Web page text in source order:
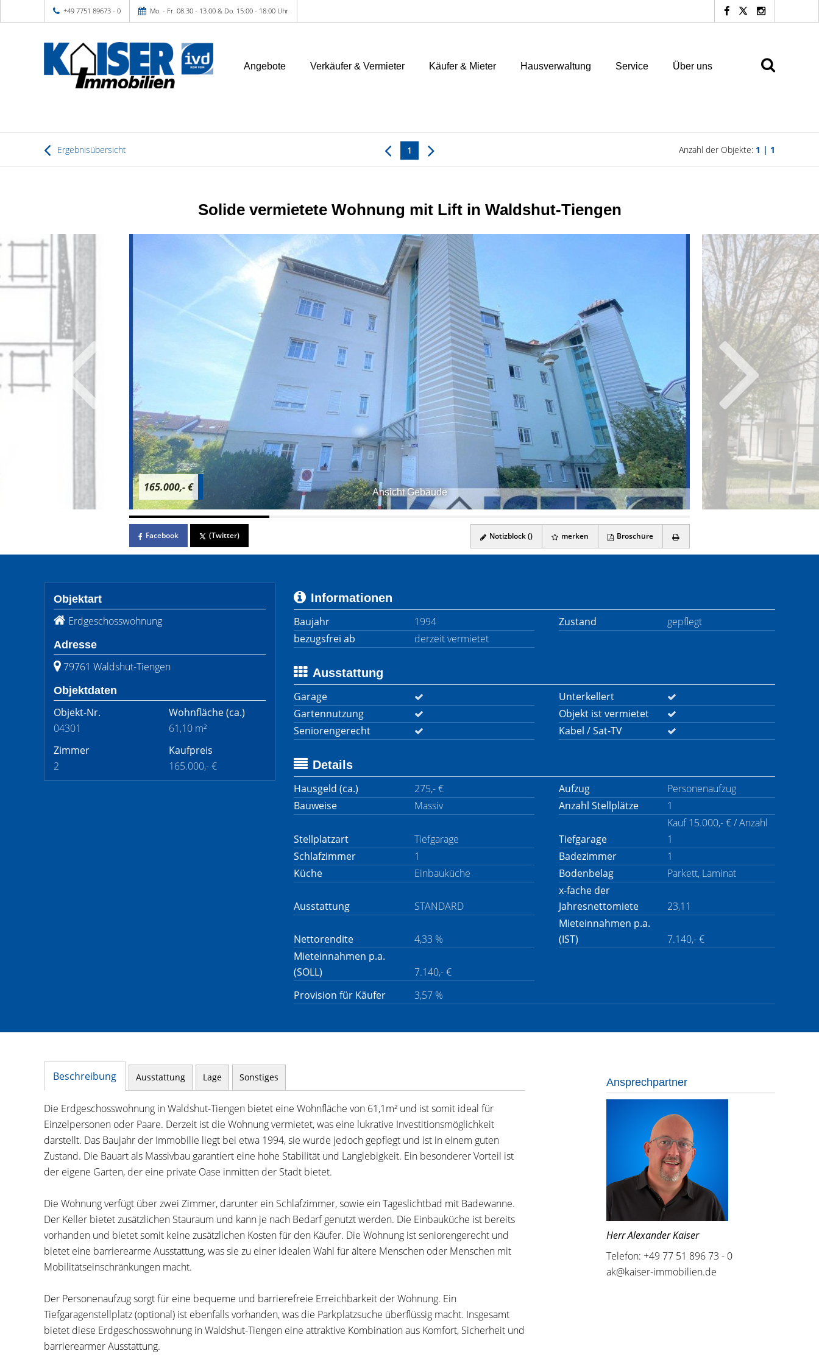
+49 7751 89673 - 0 Mo. - Fr. 08.30 - 13.00 & Do. 15:00 - 18:00 Uhr
Angebote Verkäufer & Vermieter Käufer & Mieter Hausverwaltung Service Über uns
Ergebnisübersicht 1 Anzahl der Objekte: 1 | 1
Solide vermietete Wohnung mit Lift in Waldshut-Tiengen
Ansicht Gebäude
165.000,- €
Facebook (Twitter) Notizblock () merken Broschüre
Objektart
Erdgeschosswohnung
Adresse
79761 Waldshut-Tiengen
Objektdaten
Objekt-Nr.
04301
Wohnfläche(ca.)
61,10 m²
Zimmer
2
Kaufpreis
165.000,- €
Informationen
Baujahr
1994 Zustand
gepflegt
bezugsfrei ab
derzeit vermietet
Ausstattung
Garage
Unterkellert
Gartennutzung
Objekt ist vermietet
Seniorengerecht
Kabel / Sat-TV
Details
Hausgeld (ca.)
275,- € Aufzug
Personenaufzug
Bauweise
Massiv Anzahl Stellplätze 1
Stellplatzart Tiefgarage Tiefgarage
Kauf 15.000,- € / Anzahl
1
Schlafzimmer
1 Badezimmer
1
Küche
Einbauküche Bodenbelag Parkett, Laminat
Ausstattung STANDARD
x-fache der
Jahresnettomiete
23,11
Nettorendite 4,33 %
Mieteinnahmen p.a.
(IST)
7.140,- €
Mieteinnahmen p.a.
(SOLL)
7.140,- €
Provision für Käufer
3,57 %
Beschreibung Ausstattung Lage Sonstiges
Die Erdgeschosswohnung in Waldshut-Tiengen bietet eine Wohnfläche von 61,1m² und ist somit ideal für
Einzelpersonen oder Paare. Derzeit ist die Wohnung vermietet, was eine lukrative Investitionsmöglichkeit
darstellt. Das Baujahr der Immobilie liegt bei etwa 1994, sie wurde jedoch gepflegt und ist in einem guten
Zustand. Die Bauart als Massivbau garantiert eine hohe Stabilität und Langlebigkeit. Ein besonderer Vorteil ist
der eigene Garten, der eine private Oase inmitten der Stadt bietet.
Die Wohnung verfügt über zwei Zimmer, darunter ein Schlafzimmer, sowie ein Tageslichtbad mit Badewanne.
Der Keller bietet zusätzlichen Stauraum und kann je nach Bedarf genutzt werden. Die Einbauküche ist bereits
vorhanden und bietet somit keine zusätzlichen Kosten für den Käufer. Die Wohnung ist seniorengerecht und
bietet eine barrierearme Ausstattung, was sie zu einer idealen Wahl für ältere Menschen oder Menschen mit
Mobilitätseinschränkungen macht.
Der Personenaufzug sorgt für eine bequeme und barrierefreie Erreichbarkeit der Wohnung. Ein
Tiefgaragenstellplatz (optional) ist ebenfalls vorhanden, was die Parkplatzsuche überflüssig macht. Insgesamt
bietet diese Erdgeschosswohnung in Waldshut-Tiengen eine attraktive Kombination aus Komfort, Sicherheit und
barrierearmer Ausstattung.
Ansprechpartner
Herr Alexander Kaiser
Telefon: +49 77 51 896 73 - 0
ak@kaiser-immobilien.de